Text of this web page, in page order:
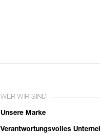
WER WIR SIND
Unsere Marke
Verantwortungsvolles